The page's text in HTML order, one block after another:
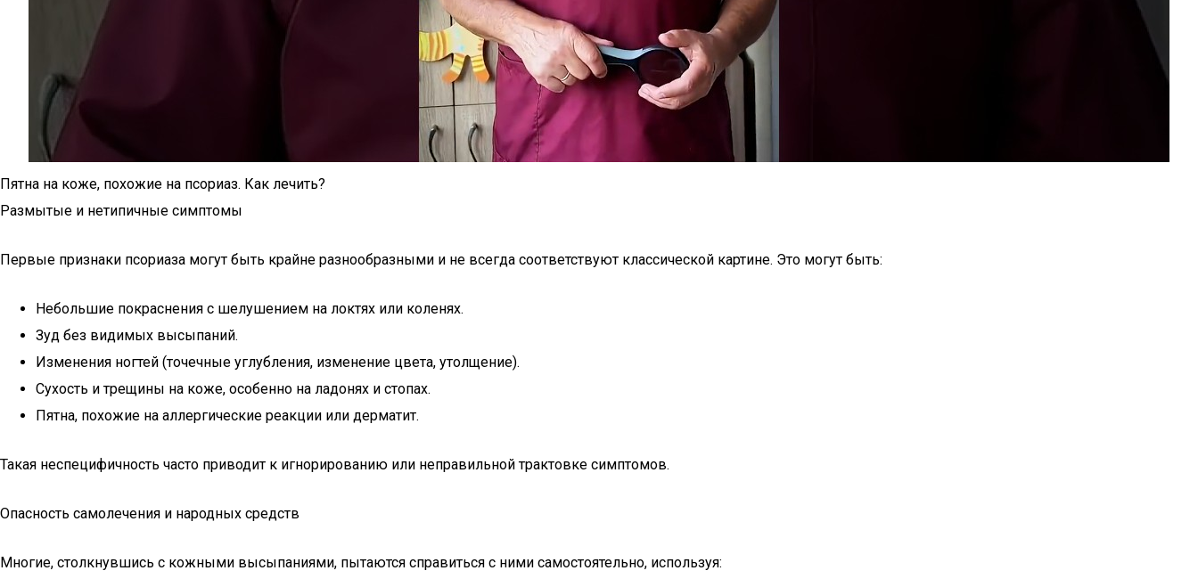
Пятна на коже, похожие на псориаз. Как лечить?
Размытые и нетипичные симптомы
Первые признаки псориаза могут быть крайне разнообразными и не всегда соответствуют классической картине. Это могут быть:
Небольшие покраснения с шелушением на локтях или коленях.
Зуд без видимых высыпаний.
Изменения ногтей (точечные углубления, изменение цвета, утолщение).
Сухость и трещины на коже, особенно на ладонях и стопах.
Пятна, похожие на аллергические реакции или дерматит.
Такая неспецифичность часто приводит к игнорированию или неправильной трактовке симптомов.
Опасность самолечения и народных средств
Многие, столкнувшись с кожными высыпаниями, пытаются справиться с ними самостоятельно, используя: